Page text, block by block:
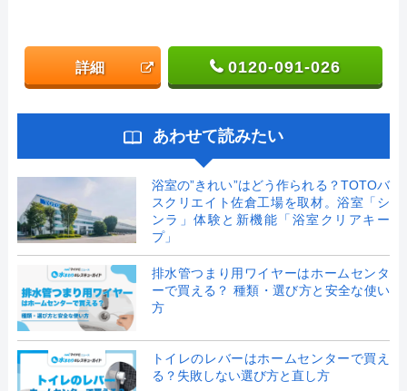
詳細 0120-091-026
あわせて読みたい
浴室の”きれい”はどう作られる？TOTOバ
スクリエイト佐倉工場を取材。浴室「シ
ンラ」体験と新機能「浴室クリアキー
プ」
排水管つまり用ワイヤーはホームセンタ
ーで買える？ 種類・選び方と安全な使い
方
トイレのレバーはホームセンターで買え
る？失敗しない選び方と直し方